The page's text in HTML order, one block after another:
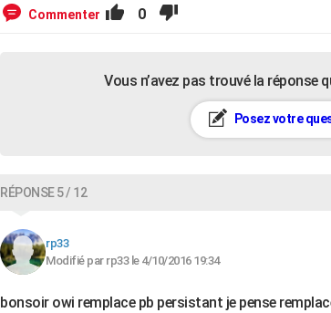
Commenter 0
Vous n’avez pas trouvé la réponse
Posez votre
RÉPONSE 5 / 12
rp33
Modifié par rp33 le 4/10/2016 19:34
bonsoir owi remplace pb persistant je pense